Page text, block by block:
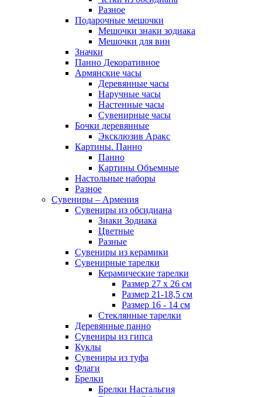
Разное
Подарочные мешочки
Мешочки знаки зодиака
Мешочки для вин
Значки
Панно Декоративное
Армянские часы
Деревянные часы
Наручные часы
Настенные часы
Сувенирные часы
Бочки деревянные
Эксклюзив Аракс
Картины. Панно
Панно
Картины Объемные
Настольные наборы
Разное
Сувениры – Армения
Сувениры из обсидиана
Знаки Зодиака
Цветные
Разные
Сувениры из керамики
Сувенирные тарелки
Керамические тарелки
Размер 27 х 26 см
Размер 21-18,5 см
Размер 16 - 14 см
Стеклянные тарелки
Деревянные панно
Сувениры из гипса
Куклы
Сувениры из туфа
Флаги
Брелки
Брелки Настальгия